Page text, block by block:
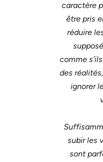
caractère
être pris
réduire
comme
des
ignorer
subir les
sont